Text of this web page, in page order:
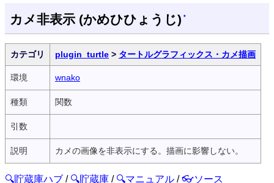
カメ非表示 (かめひひょうじ) *
カテゴリ plugin_turtle > タートルグラフィックス・カメ描画
環境 wnako
種類 関数
引数
説明 カメの画像を非表示にする。描画に影響しない。
🔍貯蔵庫ハブ / 🔍貯蔵庫 / 🔍マニュアル /👓ソース